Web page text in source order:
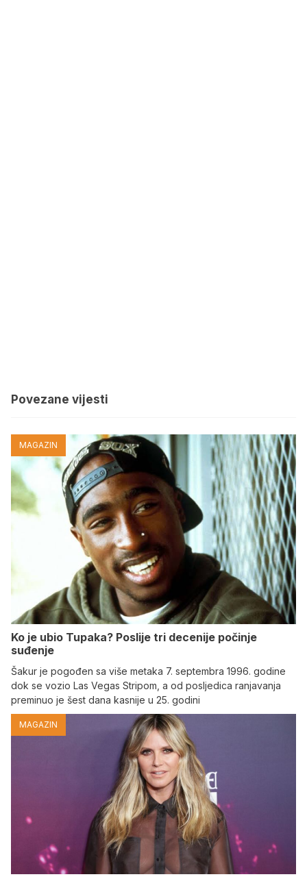
Povezane vijesti
MAGAZIN
Ko je ubio Tupaka? Poslije tri decenije počinje
suđenje
Šakur je pogođen sa više metaka 7. septembra 1996. godine
dok se vozio Las Vegas Stripom, a od posljedica ranjavanja
preminuo je šest dana kasnije u 25. godini
MAGAZIN